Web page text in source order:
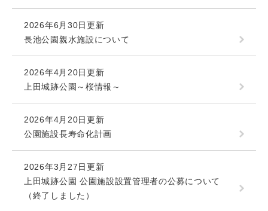
2026年6月30日更新
長池公園親水施設について
2026年4月20日更新
上田城跡公園～桜情報～
2026年4月20日更新
公園施設長寿命化計画
2026年3月27日更新
上田城跡公園 公園施設設置管理者の公募について
（終了しました）